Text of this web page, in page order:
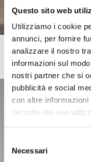
Questo sito web
Utilizziamo i cookie
annunci, per fornire
analizzare il nostro
informazioni sul
nostri partner che si
pubblicità e social
con altre
raccolto dal suo
delNecessari
Acoustic